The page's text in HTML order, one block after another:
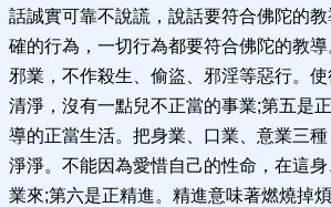
話誠實可靠不說謊，說話要符合佛陀的
確的行為，一切行為都要符合佛陀的教
邪業，不作殺生、偷盜、邪淫等惡行。
清淨，沒有一點兒不正當的事業;第五是
導的正當生活。把身業、口業、意業三
淨淨。不能因為愛惜自己的性命，在這
業來;第六是正精進。精進意味著燃燒掉